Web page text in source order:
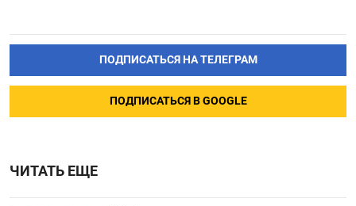
ПОДПИСАТЬСЯ НА ТЕЛЕГРАМ
ПОДПИСАТЬСЯ В GOOGLE
ЧИТАТЬ ЕЩЕ